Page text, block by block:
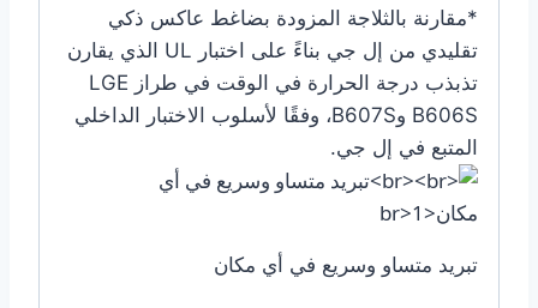
*مقارنة بالثلاجة المزودة بضاغط عاكس ذكي
تقليدي من إل جي بناءً على اختبار UL الذي يقارن
تذبذب درجة الحرارة في الوقت في طراز LGE
B606S وB607S، وفقًا لأسلوب الاختبار الداخلي
المتبع في إل جي.
تبريد متساو وسريع في أي مكان